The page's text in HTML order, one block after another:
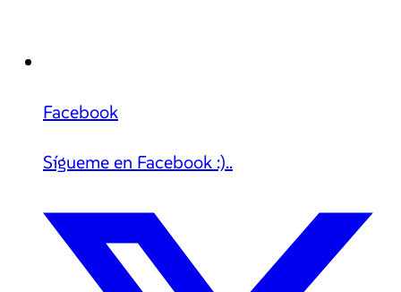
Facebook
Sígueme en Facebook :)..